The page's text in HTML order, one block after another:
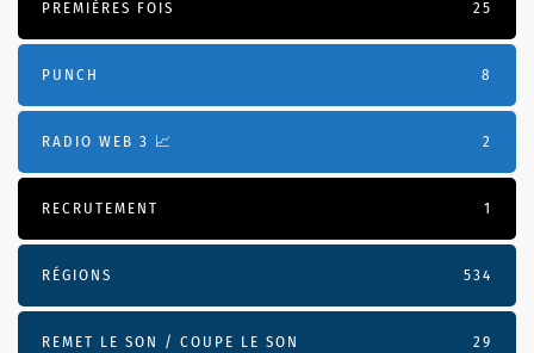
PREMIÈRES FOIS 25
PUNCH 8
RADIO WEB 3 📈 2
RECRUTEMENT 1
RÉGIONS 534
REMET LE SON / COUPE LE SON 29